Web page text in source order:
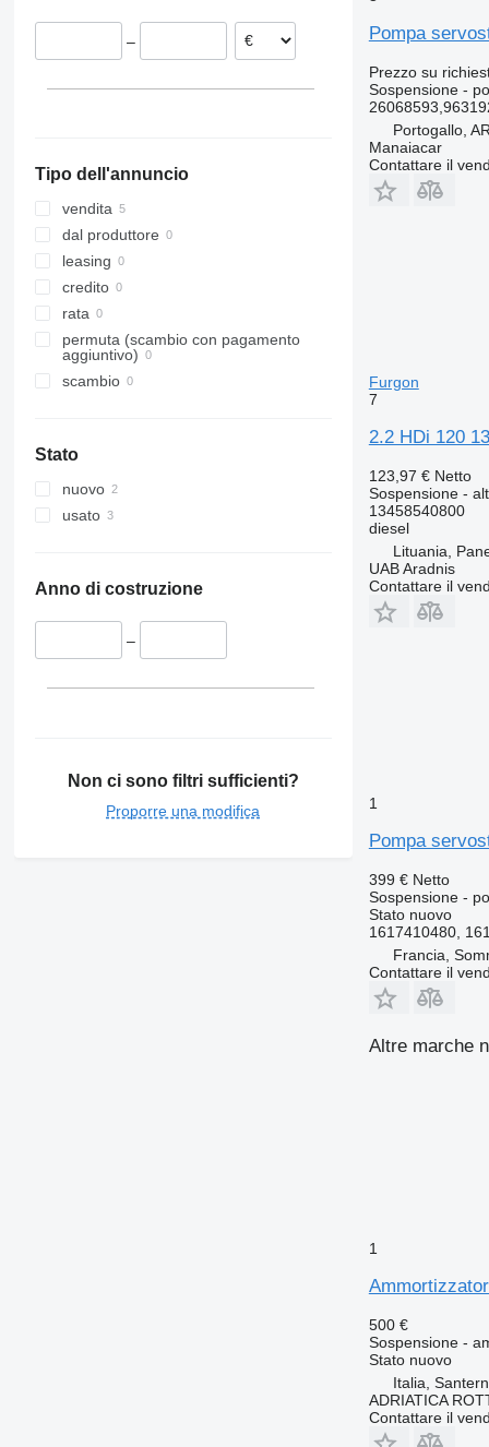
Portogallo
–
Tipo dell'annuncio
vendita
dal produttore
leasing
credito
rata
permuta (scambio con pagamento
aggiuntivo)
scambio
Stato
nuovo
usato
Anno di costruzione
–
Non ci sono filtri sufficienti?
Proporre una modifica
Pompa
Prezzo su
Sospensione -
Portogallo,
Manaiacar
Contattare il
Furgon
7
2.2 HDi 120
123,97 € Netto
Sospensione -
13458540800
diesel
Lituania,
UAB Aradnis
Contattare il
1
Pompa
399 € Netto
Sospensione -
Statonuovo
1617410480,
Francia,
Contattare il
Altre marche
1
500 €
Sospensione -
Statonuovo
Italia,
ADRIATICA
Contattare il